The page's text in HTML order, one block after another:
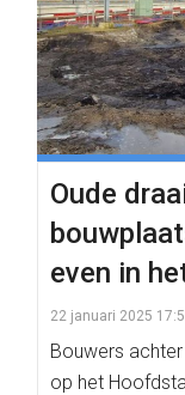
Oude
even in
22 januari 2025
Bouwers
op het